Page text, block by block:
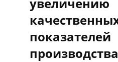
показателей